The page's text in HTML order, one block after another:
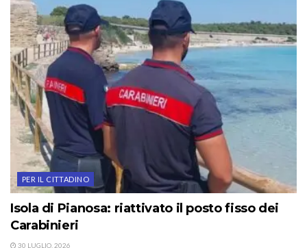
PER IL CITTADINO
Isola di Pianosa: riattivato il posto fisso dei
Carabinieri
30 LUGLIO, 2026